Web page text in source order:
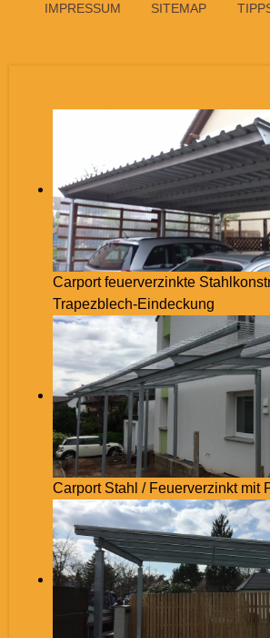
IMPRESSUM SITEMAP
Carport feuerverzinkte
Trapezblech-Eindeckung
Carport Stahl / Feuerverzinkt mit